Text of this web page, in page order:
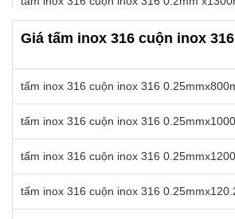
tấm inox 316 cuộn inox 316 0.2mm
tấm inox 316 cuộn inox 316 0.2mm
tấm inox 316 cuộn inox 316 0.2mm
tấm inox 316 cuộn inox 316 0.2mm
tấm inox 316 cuộn inox 316 0.2mm
tấm inox 316 cuộn inox 316 0.2mm
Giá tấm inox 316 cuộn inox
tấm inox 316 cuộn inox 316
tấm inox 316 cuộn inox 316
tấm inox 316 cuộn inox 316
tấm inox 316 cuộn inox 316